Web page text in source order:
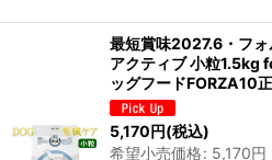
最短賞味2027.6・フ
アクティブ 小粒1.5kg
ッグフードFORZA10
5,170円(税込)
希望小売価格: 5,170円